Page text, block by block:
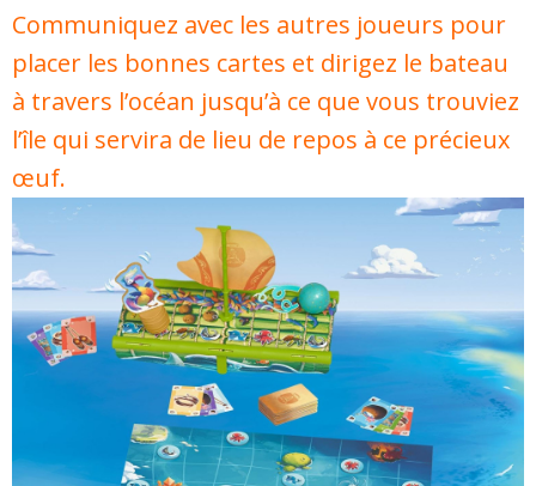
Communiquez avec les autres joueurs pour
placer les bonnes cartes et dirigez le bateau
à travers l’océan jusqu’à ce que vous trouviez
l’île qui servira de lieu de repos à ce précieux
œuf.